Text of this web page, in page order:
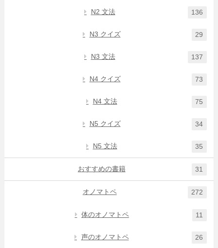
N2 文法 136
N3 クイズ 29
N3 文法 137
N4 クイズ 73
N4 文法 75
N5 クイズ 34
N5 文法 35
おすすめの書籍 31
オノマトペ 272
体のオノマトペ 11
声のオノマトペ 26